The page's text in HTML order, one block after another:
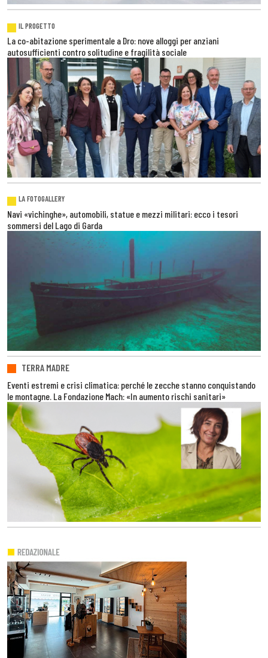
IL PROGETTO
La co-abitazione sperimentale a Dro: nove alloggi per anziani
autosufficienti contro solitudine e fragilità sociale
LA FOTOGALLERY
Navi «vichinghe», automobili, statue e mezzi militari: ecco i tesori
sommersi del Lago di Garda
TERRA MADRE
Eventi estremi e crisi climatica: perché le zecche stanno conquistando
le montagne. La Fondazione Mach: «In aumento rischi sanitari»